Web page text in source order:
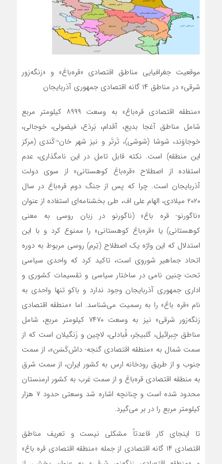
موقعیت جغرافیایی مناطق اقتصادی «قره‌باغ» و «زنگه‌زور
شرقی» در مناطق ۱۴ گانه اقتصادی جمهوری آذربایجان
«منطقه اقتصادی قره‌باغ» به وسعت ۸۹۹۹ کیلومتر مربع
شامل مناطق آغجا بدیع، آقدام، بَردَع، فیضولی، خوجالی،
خوجاوَند، شوشا (شوشی)، تَرتَر و نیز شهر خان¬کَندی (مرکز
این منطقه) است. نکته قابل تامل در این نامگذاری، عدم
استفاده از اصطلاح «‌قره‌باغ کوهستانی» از سوی دولت
آذربایجان است. چرا که پس از جنگ دوم ‌قره‌باغ در سال
۲۰۲۰ میلادی، الهام علی اف، طی بخشنامه‌ای استفاده از عنوان
«ناگورنو- قره باغ» (ناگورنو در زبان روسی به معنی
کوهستانی) یا «‌قره‌باغ کوهستانی» را ممنوع کرد و با این
استدلال که این واژه یک اصطلاح (تِرم) روسی مربوط به دوره
اتحاد جماهیر شوروی است، تاکید کرد که واحدی سیاسی
تحت چنین نامی در ساختار سیاسی و تقسیمات کشوری و
اداری جمهوری آذربایجان وجود ندارد و باکو تنها واحدی به
نام «قره باغ» را به رسمیت می‌شناسد. اما «منطقه اقتصادی
زنگه‌زور شرقی» نیز به وسعت ۷۴۷۰ کیلومتر مربع، شامل
مناطق جِبرائیل، کَلبیجَر، قُبادلی، لاچین و زَنگیلان است که از
سمت شمال به «منطقه اقتصادی گنجه- داش‌کَسَن»، از سمت
جنوب و از طریق رودخانه ارس به کشور ایران، از سمت شرق
به منطقه اقتصادی ‌قره‌باغ و از سمت غرب به کشور ارمنستان
محدود شده است و چنانچه اشاره شد وسعتی حدود ۷ هزار
کیلومتر مربع را در بر می‌گیرد.
تا اینجای کار قاعدتاً مشکلی نیست و تعریف مناطق
اقتصادی ۱۴ گانه اقتصادی از جمله «منطقه اقتصادی قره باغ»